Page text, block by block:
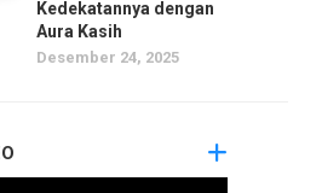
Kedekatannya dengan
Aura Kasih
Desember 24, 2025